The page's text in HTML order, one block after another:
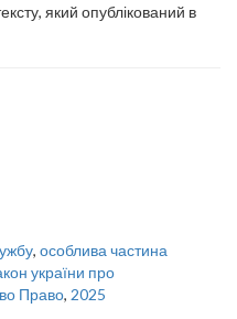
який опублікований в
, особлива частина
україни про
Право, 2025